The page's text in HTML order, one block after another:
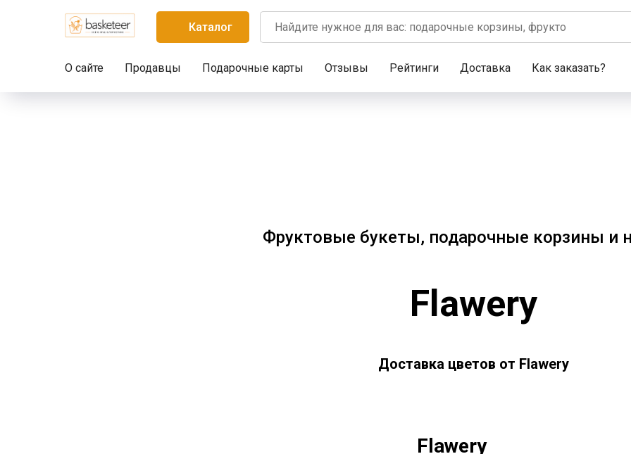
Каталог
О сайте Продавцы Подарочные карты Отзывы Рейтинги Доставка Как заказать?
Фруктовые букеты, подарочные корзины и
Flawery
Доставка цветов от Flawery
Flawery